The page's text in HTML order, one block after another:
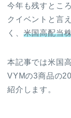
今年も残すとこ
クイベントと言
く、 米国高配当
本記事では米国
VYMの3商品の
紹介します。